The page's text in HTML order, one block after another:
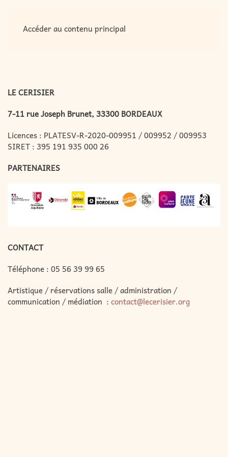
Accéder au contenu principal
MENU
LE CERISIER
7-11 rue Joseph Brunet, 33300 BORDEAUX
Licences : PLATESV-R-2020-009951 / 009952 / 009953
SIRET : 395 191 935 000 26
PARTENAIRES
CONTACT
Téléphone : 05 56 39 99 65
Artistique / réservations salle / administration /
communication / médiation : contact@lecerisier.org